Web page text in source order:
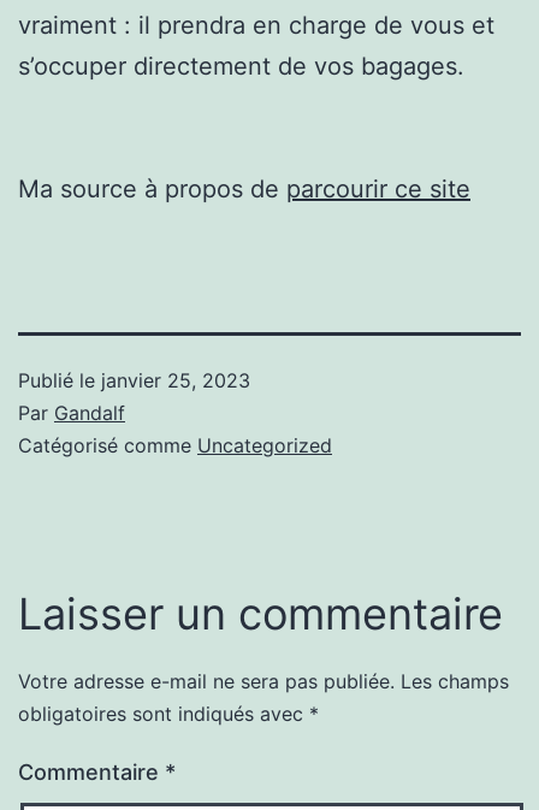
vraiment : il prendra en charge de vous et
s’occuper directement de vos bagages.
Ma source à propos de parcourir ce site
Publié le janvier 25, 2023
Par Gandalf
Catégorisé comme Uncategorized
Laisser un commentaire
Votre adresse e-mail ne sera pas publiée. Les champs
obligatoires sont indiqués avec *
Commentaire *